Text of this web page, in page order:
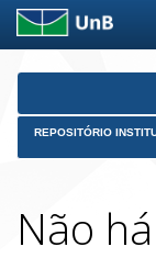
Skip
REPOSITÓRIO
Não